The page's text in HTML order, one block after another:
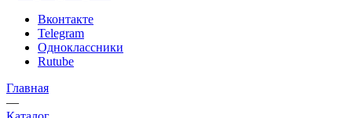
Вконтакте
Telegram
Одноклассники
Rutube
Главная
—